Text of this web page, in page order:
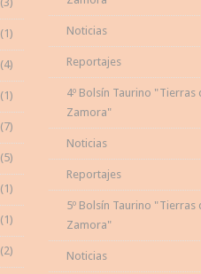
(1)
(4)
(1)
(7)
(5)
(1)
(1)
(2)
Noticias
Reportajes
4º Bolsín Taurino "Tierras
Zamora"
Noticias
Reportajes
5º Bolsín Taurino "Tierras
Zamora"
Noticias